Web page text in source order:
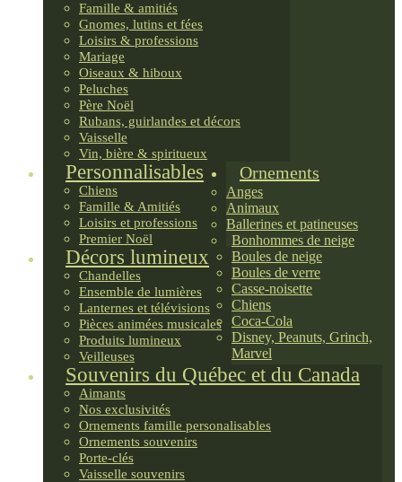
Famille & amitiés
Gnomes, lutins et fées
Loisirs & professions
Mariage
Oiseaux & hiboux
Peluches
Père Noël
Rubans, guirlandes et décors
Vaisselle
Vin, bière & spiritueux
Personnalisables
Chiens
Famille & Amitiés
Loisirs et professions
Premier Noël
Décors lumineux
Chandelles
Ensemble de lumières
Lanternes et télévisions
Pièces animées musicales
Produits lumineux
Veilleuses
Souvenirs du Québec et du Canada
Aimants
Nos exclusivités
Ornements famille personalisables
Ornements souvenirs
Porte-clés
Vaisselle souvenirs
Ornements
Anges
Animaux
Ballerines et patineuses
Bonhommes de neige
Boules de neige
Boules de verre
Casse-noisette
Chiens
Coca-Cola
Disney, Peanuts, Grinch,
Marvel